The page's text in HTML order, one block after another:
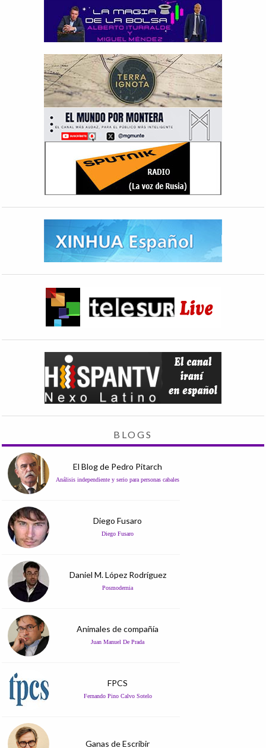
BLOGS
El Blog de Pedro Pitarch
Análisis independiente y serio para personas cabales
Diego Fusaro
Diego Fusaro
Daniel M. López Rodríguez
Posmodernia
Animales de compañía
Juan Manuel De Prada
FPCS
Fernando Pino Calvo Sotelo
Ganas de Escribir